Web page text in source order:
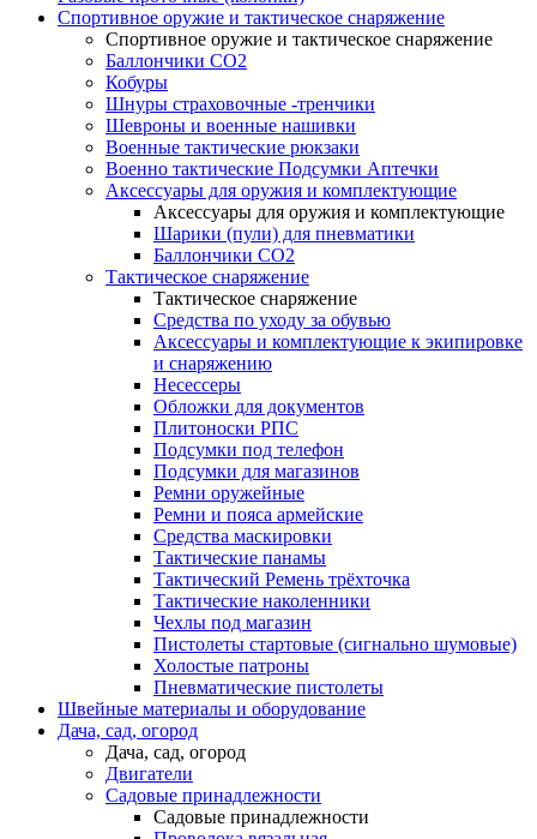
Спортивное оружие и тактическое снаряжение
Спортивное оружие и тактическое снаряжение
Баллончики CO2
Кобуры
Шнуры страховочные -тренчики
Шевроны и военные нашивки
Военные тактические рюкзаки
Военно тактические Подсумки Аптечки
Аксессуары для оружия и комплектующие
Аксессуары для оружия и комплектующие
Шарики (пули) для пневматики
Баллончики CO2
Тактическое снаряжение
Тактическое снаряжение
Средства по уходу за обувью
Аксессуары и комплектующие к экипировке
и снаряжению
Несессеры
Обложки для документов
Плитоноски РПС
Подсумки под телефон
Подсумки для магазинов
Ремни оружейные
Ремни и пояса армейские
Средства маскировки
Тактические панамы
Тактический Ремень трёхточка
Тактические наколенники
Чехлы под магазин
Пистолеты стартовые (сигнально шумовые)
Холостые патроны
Пневматические пистолеты
Швейные материалы и оборудование
Дача, сад, огород
Дача, сад, огород
Двигатели
Садовые принадлежности
Садовые принадлежности